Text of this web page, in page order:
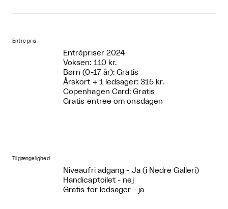
Entre pris
Entrépriser 2024
Voksen: 110 kr.
Børn (0-17 år): Gratis
Årskort + 1 ledsager: 315 kr.
Copenhagen Card: Gratis
Gratis entree om onsdagen
Tilgængelighed
Niveaufri adgang - Ja (i Nedre Galleri)
Handicaptoilet - nej
Gratis for ledsager - ja